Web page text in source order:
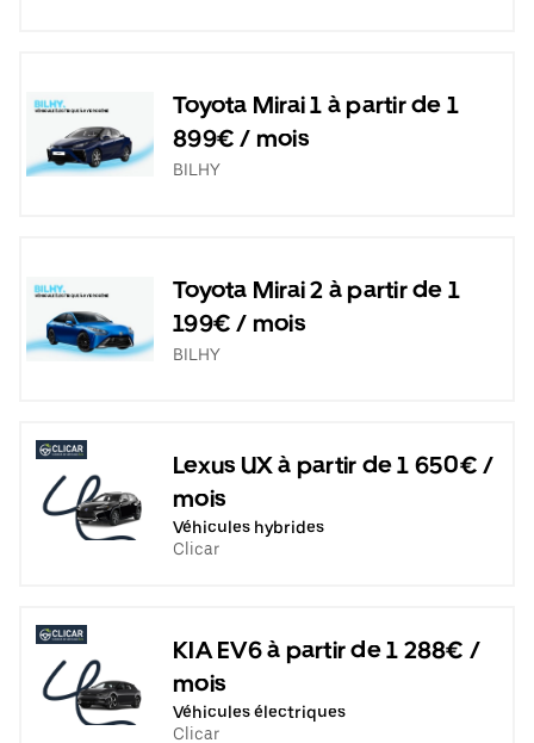
Toyota Mirai 1 à partir de 1
899€ / mois
BILHY
Toyota Mirai 2 à partir de 1
199€ / mois
BILHY
Lexus UX à partir de 1 650€ /
mois
Véhicules hybrides
Clicar
KIA EV6 à partir de 1 288€ /
mois
Véhicules électriques
Clicar